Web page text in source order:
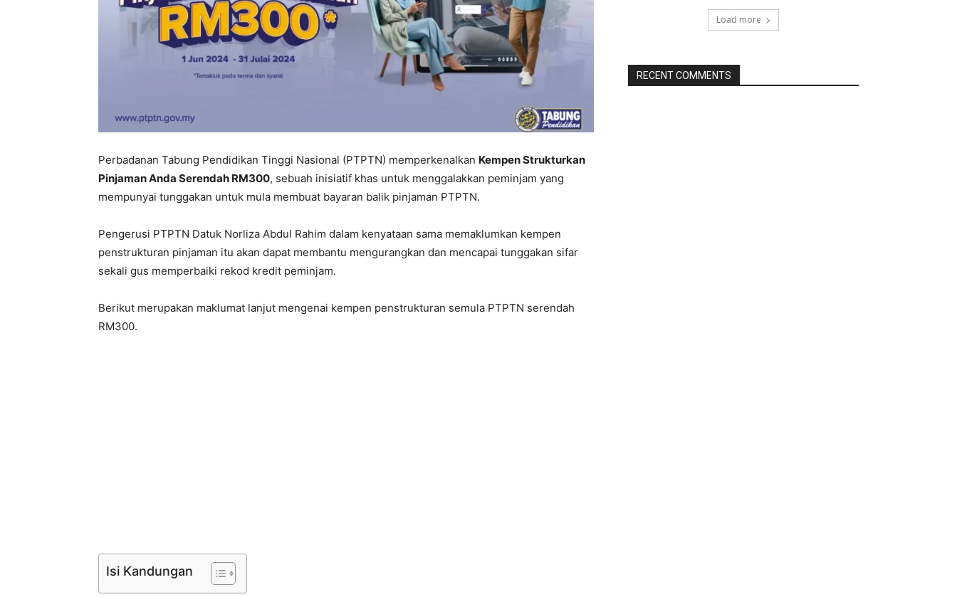
Perbadanan Tabung Pendidikan Tinggi Nasional (PTPTN) memperkenalkan Kempen Strukturkan
Pinjaman Anda Serendah RM300, sebuah inisiatif khas untuk menggalakkan peminjam yang
mempunyai tunggakan untuk mula membuat bayaran balik pinjaman PTPTN.
​​Pengerusi PTPTN Datuk Norliza Abdul Rahim dalam kenyataan sama memaklumkan kempen
penstrukturan pinjaman itu akan dapat membantu mengurangkan dan mencapai tunggakan sifar
sekali gus memperbaiki rekod kredit peminjam.
Berikut merupakan maklumat lanjut mengenai kempen penstrukturan semula PTPTN serendah
RM300.
Isi Kandungan
Load more
RECENT COMMENTS